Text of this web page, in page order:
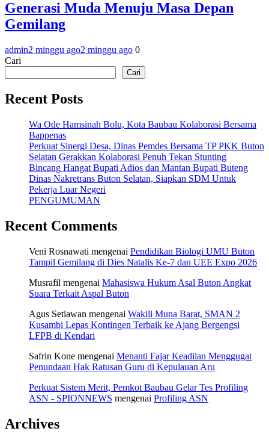
Generasi Muda Menuju Masa Depan
Gemilang
admin2 minggu ago2 minggu ago 0
Cari
Cari
Recent Posts
Wa Ode Hamsinah Bolu, Kota Baubau Kolaborasi Bersama
Bappenas
Perkuat Sinergi Desa, Dinas Pemdes Bersama TP PKK Buton
Selatan Gerakkan Kolaborasi Penuh Tekan Stunting
Bincang Hangat Bupati Adios dan Mantan Bupati Buteng
Dinas Nakretrans Buton Selatan, Siapkan SDM Untuk
Pekerja Luar Negeri
PENGUMUMAN
Recent Comments
Veni Rosnawati mengenai Pendidikan Biologi UMU Buton
Tampil Gemilang di Dies Natalis Ke-7 dan UEE Expo 2026
Musrafil mengenai Mahasiswa Hukum Asal Buton Angkat
Suara Terkait Aspal Buton
Agus Setiawan mengenai Wakili Muna Barat, SMAN 2
Kusambi Lepas Kontingen Terbaik ke Ajang Bergengsi
LFPB di Kendari
Safrin Kone mengenai Menanti Fajar Keadilan Menggugat
Penundaan Hak Ratusan Guru di Kepulauan Aru
Perkuat Sistem Merit, Pemkot Baubau Gelar Tes Profiling
ASN - SPIONNEWS mengenai Profiling ASN
Archives